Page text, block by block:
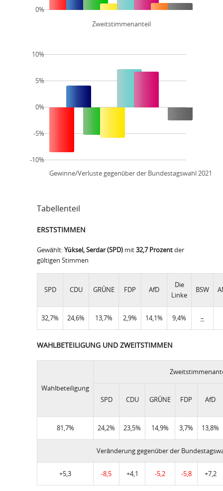
Zweitstimmenanteil
0%
Gewinne/Verluste gegenüber der Bundestagswahl 2021
10%
5%
0%
-5%
-10%
Tabellenteil
ERSTSTIMMEN
Gewählt:Yüksel, Serdar (SPD) mit32,7 Prozentder
gültigen Stimmen
SPD CDU GRÜNE FDP AfD
Die
Linke
BSW
32,7% 24,6% 13,7% 2,9% 14,1% 9,4% –
WAHLBETEILIGUNG UND ZWEITSTIMMEN
Wahlbeteiligung
SPD CDU GRÜNE FDP AfD
81,7% 24,2% 23,5% 14,9% 3,7% 13,8%
Veränderung gegenüber der
+5,3 -8,5 +4,1 -5,2 -5,8 +7,2